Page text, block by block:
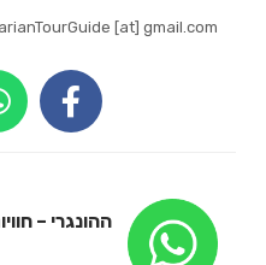
[at] gmail.com
ההונגרי –